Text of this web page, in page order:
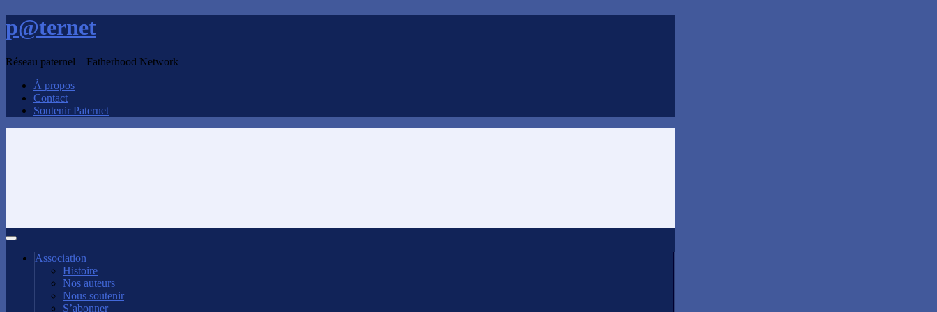
p@ternet
Réseau paternel – Fatherhood Network
À propos
Contact
Soutenir Paternet
Association
Histoire
Nos auteurs
Nous soutenir
S’abonner